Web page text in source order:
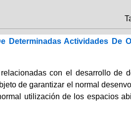
Determinadas Actividades De
con el desarrollo de
de garantizar el normal
utilización de los espacios